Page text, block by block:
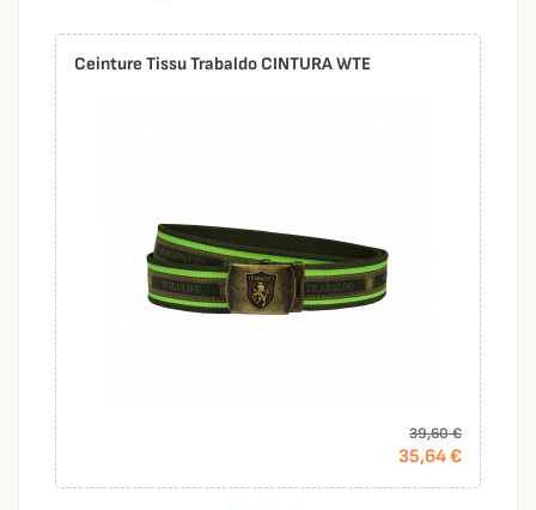
Ceinture Tissu Trabaldo CINTURA WTE
39,60 €
35,64 €